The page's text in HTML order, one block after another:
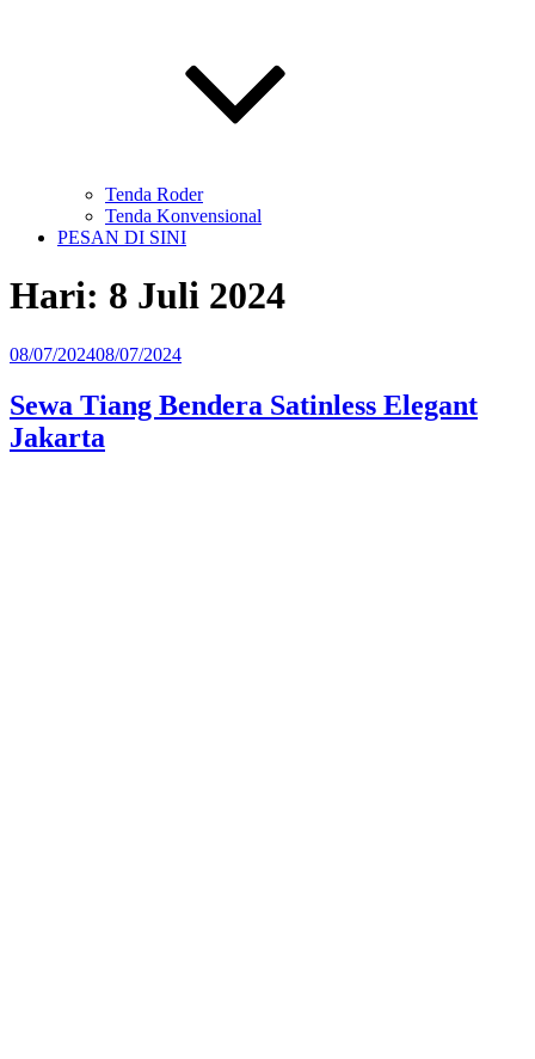
Tenda Roder
Tenda Konvensional
PESAN DI SINI
Hari: 8 Juli 2024
Diposkan
08/07/202408/07/2024
Sewa Tiang Bendera Satinless Elegant
Jakarta